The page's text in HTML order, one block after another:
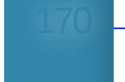
170